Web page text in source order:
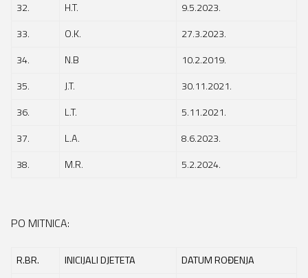
32.
H.T.
9.5.2023.
33.
O.K.
27.3.2023.
34.
N.B
10.2.2019.
35.
J.T.
30.11.2021.
36.
L.T.
5.11.2021.
37.
L.A.
8.6.2023.
38.
M.R. 5.2.2024.
PO MITNICA:
R.BR. INICIJALI DJETETA
DATUM ROĐENJA